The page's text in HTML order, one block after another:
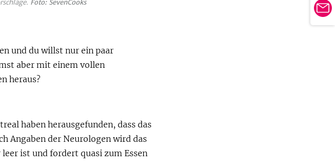
Foto: SevenCooks
und du willst nur ein paar
aber mit einem vollen
heraus?
haben herausgefunden, dass das
Angaben der Neurologen wird das
ist und fordert quasi zum Essen
E-